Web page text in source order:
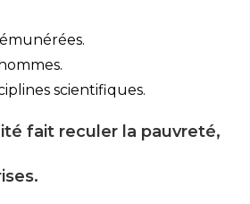
scientifiques.
fait reculer la pauvreté,